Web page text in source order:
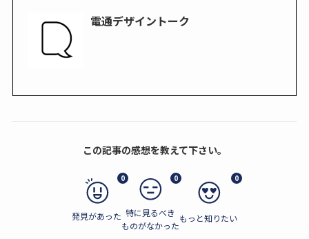
電通デザイントーク
この記事の感想を教えて下さい。
0
発見があった
0
特に見るべき
ものがなかった
0
もっと知りたい